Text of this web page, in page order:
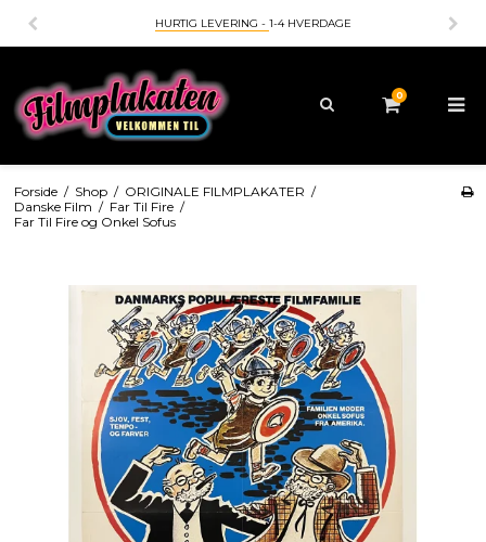
HURTIG LEVERING - 1-4 HVERDAGE
0
Forside / Shop / ORIGINALE FILMPLAKATER /
Danske Film / Far Til Fire /
Far Til Fire og Onkel Sofus